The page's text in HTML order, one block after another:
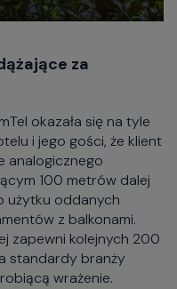
za
okazała się na tyle
i jego gości, że klient
analogicznego
100 metrów dalej
użytku oddanych
z balkonami.
zapewni kolejnych 200
standardy branży
wrażenie.